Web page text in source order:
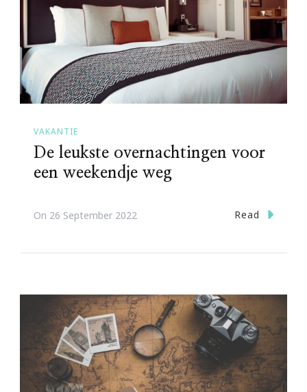
VAKANTIE
De leukste overnachtingen voor
een weekendje weg
On 26 September 2022 Read